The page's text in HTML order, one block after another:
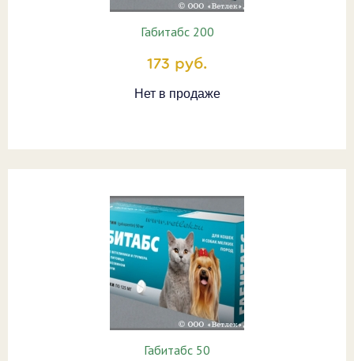
Габитабс 200
173 руб.
Нет в продаже
Габитабс 50